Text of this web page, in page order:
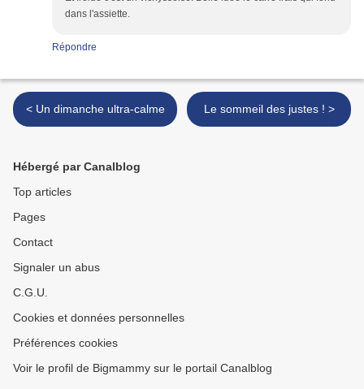
dans l'assiette.
Répondre
< Un dimanche ultra-calme Le sommeil des justes ! >
Hébergé par Canalblog
Top articles
Pages
Contact
Signaler un abus
C.G.U.
Cookies et données personnelles
Préférences cookies
Voir le profil de Bigmammy sur le portail Canalblog